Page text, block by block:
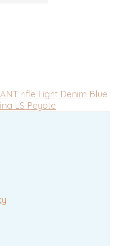
rifle Light Denim Blue
LS Peyote